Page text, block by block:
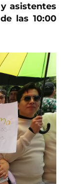
asistentes
las 10:00